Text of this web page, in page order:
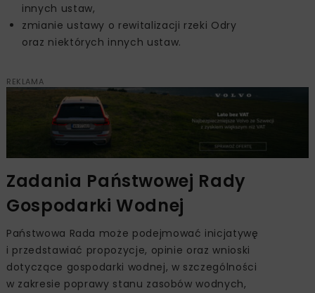
innych ustaw,
zmianie ustawy o rewitalizacji rzeki Odry
oraz niektórych innych ustaw.
REKLAMA
Zadania Państwowej Rady
Gospodarki Wodnej
Państwowa Rada może podejmować inicjatywę
i przedstawiać propozycje, opinie oraz wnioski
dotyczące gospodarki wodnej, w szczególności
w zakresie poprawy stanu zasobów wodnych,